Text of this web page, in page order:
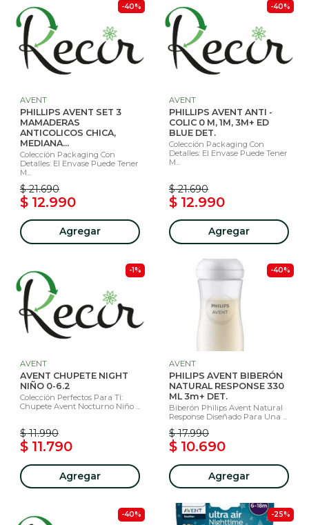
-40%
AVENT
PHILLIPS AVENT SET 3
MAMADERAS
ANTICOLICOS CHICA,
MEDIANA...
Colección Packaging Con
Detalles: El Envase Puede Tener
M...
$ 21.690
$ 12.990
Agregar
-40%
AVENT
PHILLIPS AVENT ANTI -
COLIC 0 M, 1M, 3M+ ED
BLUE DET.
Colección Packaging Con
Detalles: El Envase Puede Tener
M...
$ 21.690
$ 12.990
Agregar
-1%
AVENT
AVENT CHUPETE NIGHT
NIÑO 0-6.2
Colección Perfectos Para Ti:
Chupete Avent Nocturno Niño ...
$ 11.990
$ 11.790
Agregar
-40%
AVENT
PHILIPS AVENT BIBERÓN
NATURAL RESPONSE 330
ML 3m+ DET.
Biberón Philips Avent Natural
Response Diseñado Para Una ...
$ 17.990
$ 10.690
Agregar
-40% -25%